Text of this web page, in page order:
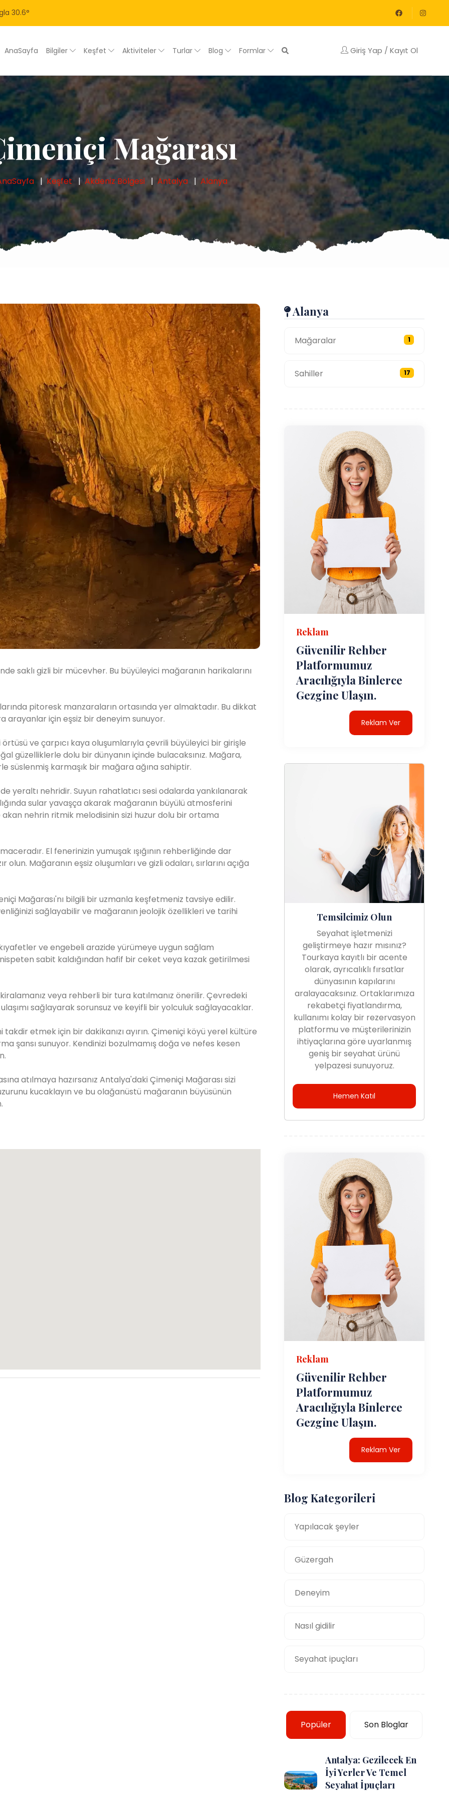
30.6°
AnaSayfa Bilgiler Keşfet Aktiviteler Turlar Blog Formlar Giriş Yap / Kayıt Ol
Mağarası
Keşfet Akdeniz Bölgesi Antalya Alanya
saklı gizli bir mücevher. Bu büyüleyici mağaranın harikalarını
pitoresk manzaraların ortasında yer almaktadır. Bu dikkat
için eşsiz bir deneyim sunuyor.
ve çarpıcı kaya oluşumlarıyla çevrili büyüleyici bir girişle
güzelliklerle dolu bir dünyanın içinde bulacaksınız. Mağara,
süslenmiş karmaşık bir mağara ağına sahiptir.
yeraltı nehridir. Suyun rahatlatıcı sesi odalarda yankılanarak
sular yavaşça akarak mağaranın büyülü atmosferini
nehrin ritmik melodisinin sizi huzur dolu bir ortama
El fenerinizin yumuşak ışığının rehberliğinde dar
Mağaranın eşsiz oluşumları ve gizli odaları, sırlarını açığa
Mağarası'nı bilgili bir uzmanla keşfetmeniz tavsiye edilir.
sağlayabilir ve mağaranın jeolojik özellikleri ve tarihi
ve engebeli arazide yürümeye uygun sağlam
nispeten sabit kaldığından hafif bir ceket veya kazak getirilmesi
veya rehberli bir tura katılmanız önerilir. Çevredeki
sağlayarak sorunsuz ve keyifli bir yolculuk sağlayacaklar.
etmek için bir dakikanızı ayırın. Çimeniçi köyü yerel kültüre
şansı sunuyor. Kendinizi bozulmamış doğa ve nefes kesen
atılmaya hazırsanız Antalya'daki Çimeniçi Mağarası sizi
kucaklayın ve bu olağanüstü mağaranın büyüsünün
Alanya
Mağaralar 1
Sahiller 17
Reklam
Güvenilir Rehber
Platformumuz
Aracılığıyla Binlerce
Gezgine Ulaşın.
Reklam Ver
Temsilcimiz Olun
Seyahat işletmenizi
geliştirmeye hazır mısınız?
Tourkaya kayıtlı bir acente
olarak, ayrıcalıklı fırsatlar
dünyasının kapılarını
aralayacaksınız. Ortaklarımıza
rekabetçi fiyatlandırma,
kullanımı kolay bir rezervasyon
platformu ve müşterilerinizin
ihtiyaçlarına göre uyarlanmış
geniş bir seyahat ürünü
yelpazesi sunuyoruz.
Hemen Katıl
Reklam
Güvenilir Rehber
Platformumuz
Aracılığıyla Binlerce
Gezgine Ulaşın.
Reklam Ver
Blog Kategorileri
Yapılacak şeyler
Güzergah
Deneyim
Nasıl gidilir
Seyahat ipuçları
Popüler Son Bloglar
Antalya: Gezilecek En
İyi Yerler Ve Temel
Seyahat İpuçları